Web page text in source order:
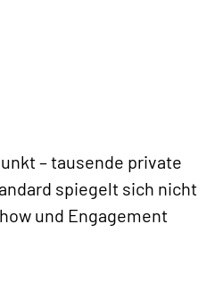
– tausende private
spiegelt sich nicht
und Engagement